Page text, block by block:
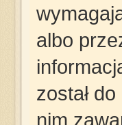
albo
został
nim